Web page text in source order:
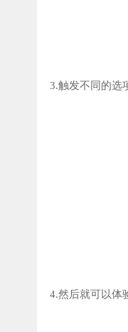
3.触发不同的选
4.然后就可以体